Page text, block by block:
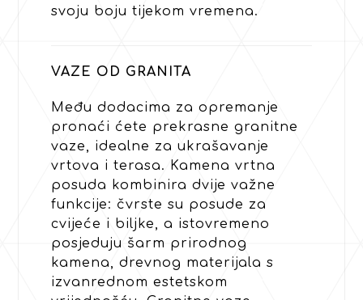
svoju boju tijekom vremena.
VAZE OD GRANITA
Među dodacima za opremanje
pronaći ćete prekrasne granitne
vaze, idealne za ukrašavanje
vrtova i terasa. Kamena vrtna
posuda kombinira dvije važne
funkcije: čvrste su posude za
cvijeće i biljke, a istovremeno
posjeduju šarm prirodnog
kamena, drevnog materijala s
izvanrednom estetskom